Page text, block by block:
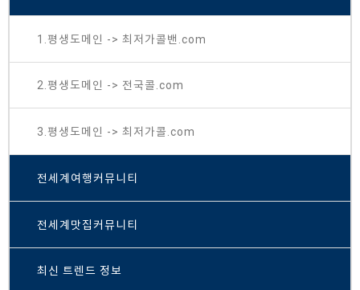
1.평생도메인 -> 최저가콜밴.com
2.평생도메인 -> 전국콜.com
3.평생도메인 -> 최저가콜.com
전세계여행커뮤니티
전세계맛집커뮤니티
최신 트렌드 정보